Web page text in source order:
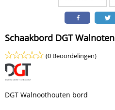
Schaakbord DGT Walnoten
(0 Beoordelingen)
DGT Walnoothouten bord